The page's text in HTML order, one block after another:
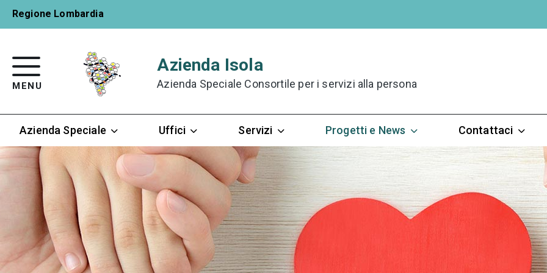
Regione Lombardia
MENU
Azienda Isola
Azienda Speciale Consortile per i servizi alla persona
Azienda Speciale Uffici Servizi Progetti e News Contattaci